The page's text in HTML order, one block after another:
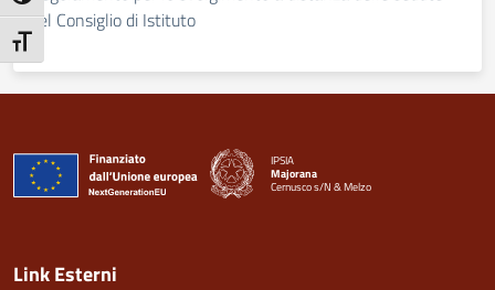
Attiva/disattiva dimensione testo
del Consiglio di Istituto
IPSIA
Majorana
Cernusco s/N & Melzo
Link Esterni